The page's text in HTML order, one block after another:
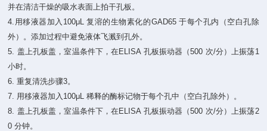
并在清洁干燥的吸水表面上拍干孔板。
4.用移液器加入100μL 复溶的生物素化的GAD65 于每个孔内（空白孔除
外）。添加过程中避免液体飞溅到孔外。
5. 盖上孔板盖，室温条件下，在ELISA 孔板振动器（500 次/分）上振荡1
小时。
6. 重复清洗步骤3。
7. 用移液器加入100μL 稀释的酶标记物于每个孔中（空白孔除外）。
8. 盖上孔板盖，室温条件下，在ELISA 孔板振动器（500 次/分）上振荡2
0 分钟。